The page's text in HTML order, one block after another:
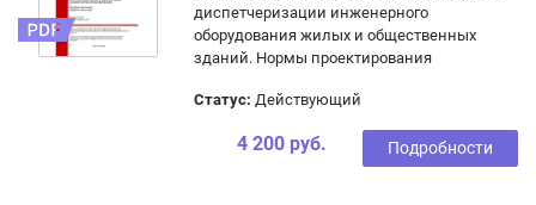
диспетчеризации инженерного
оборудования жилых и общественных
зданий. Нормы проектирования
Статус: Действующий
4 200 руб. Подробности